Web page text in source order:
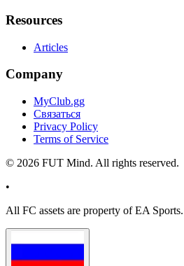
Resources
Articles
Company
MyClub.gg
Связаться
Privacy Policy
Terms of Service
© 2026 FUT Mind. All rights reserved.
•
All FC assets are property of EA Sports.